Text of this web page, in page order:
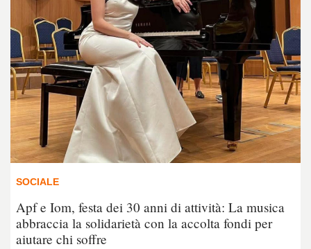
SOCIALE
Apf e Iom, festa dei 30 anni di attività: La musica
abbraccia la solidarietà con la accolta fondi per
aiutare chi soffre